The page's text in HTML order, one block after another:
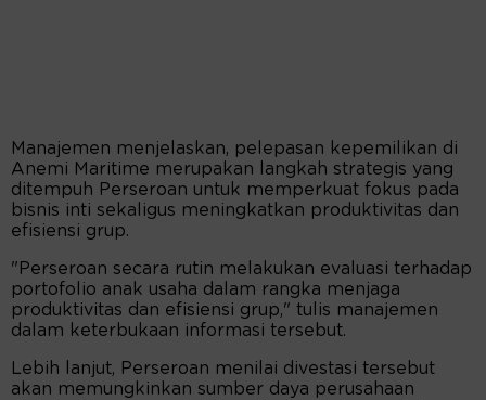
Manajemen menjelaskan, pelepasan kepemilikan di
Anemi Maritime merupakan langkah strategis yang
ditempuh Perseroan untuk memperkuat fokus pada
bisnis inti sekaligus meningkatkan produktivitas dan
efisiensi grup.
"Perseroan secara rutin melakukan evaluasi terhadap
portofolio anak usaha dalam rangka menjaga
produktivitas dan efisiensi grup," tulis manajemen
dalam keterbukaan informasi tersebut.
Lebih lanjut, Perseroan menilai divestasi tersebut
akan memungkinkan sumber daya perusahaan